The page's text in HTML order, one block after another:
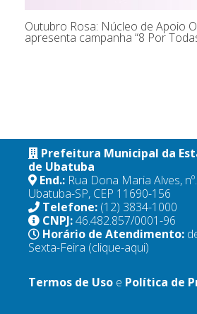
Outubro Rosa: Núcleo de Apoio
apresenta campanha “8 Por
Prefeitura Municipal da
de Ubatuba
End.: Rua Dona Maria Alves,
Ubatuba-SP, CEP 11690-156
Telefone: (12) 3834-1000
CNPJ:46.482.857/0001-96
Horário de Atendimento:
Sexta-Feira (clique-aqui)
Termos de Uso e Política de